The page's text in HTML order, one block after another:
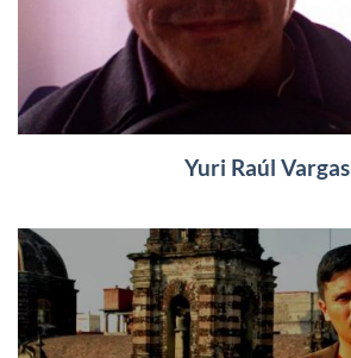
Yuri Raúl Vargas